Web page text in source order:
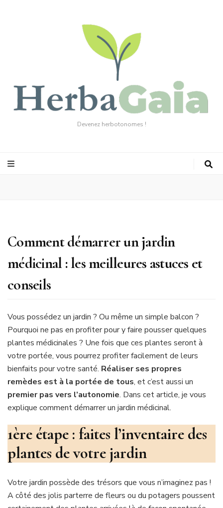
Devenez herbotonomes !
Comment démarrer un jardin
médicinal : les meilleures astuces et
conseils
Vous possédez un jardin ? Ou même un simple balcon ?
Pourquoi ne pas en profiter pour y faire pousser quelques
plantes médicinales ? Une fois que ces plantes seront à
votre portée, vous pourrez profiter facilement de leurs
bienfaits pour votre santé. Réaliser ses propres
remèdes est à la portée de tous, et c’est aussi un
premier pas vers l’autonomie. Dans cet article, je vous
explique comment démarrer un jardin médicinal.
1ère étape : faites l’inventaire des
plantes de votre jardin
Votre jardin possède des trésors que vous n’imaginez pas !
A côté des jolis parterre de fleurs ou du potagers poussent